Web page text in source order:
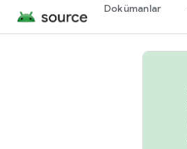
Dokümanlar